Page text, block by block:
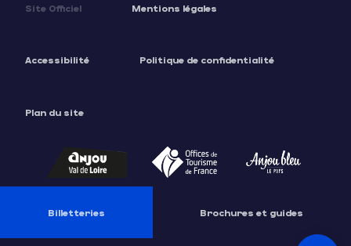
par email
Site Officiel Mentions légales
Accessibilité Politique de confidentialité
Plan du site
Billetteries Brochures et guides